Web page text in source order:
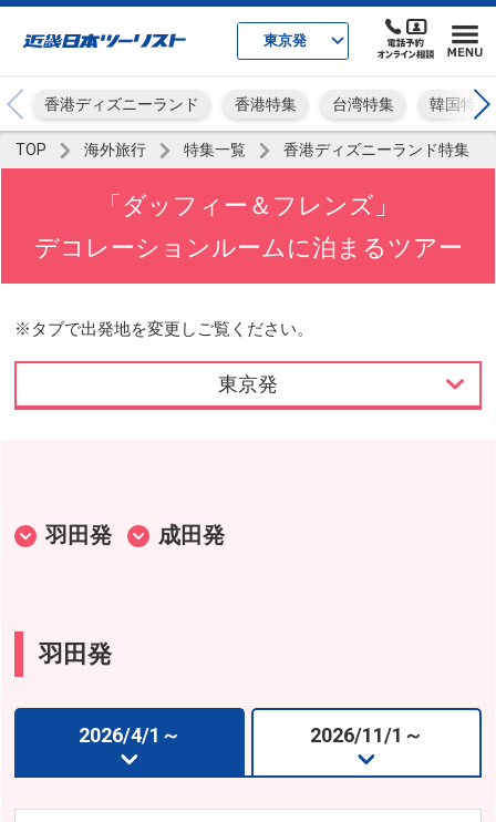
東京発
香港ディズニーランド 香港特集 台湾特集 韓国特集
TOP 海外旅行 特集一覧 香港ディズニーランド特集
「ダッフィー＆フレンズ」
デコレーションルームに泊まるツアー
※タブで出発地を変更しご覧ください。
東京発
大阪発
羽田発 成田発
羽田発
2026/4/1～ 2026/11/1～